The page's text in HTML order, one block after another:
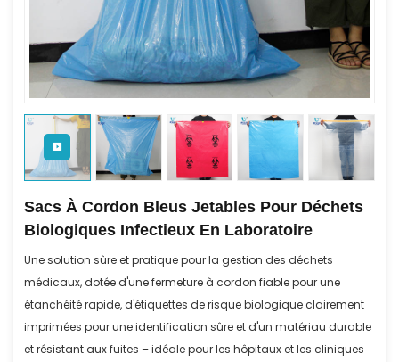
Sacs À Cordon Bleus Jetables Pour Déchets
Biologiques Infectieux En Laboratoire
Une solution sûre et pratique pour la gestion des déchets
médicaux, dotée d'une fermeture à cordon fiable pour une
étanchéité rapide, d'étiquettes de risque biologique clairement
imprimées pour une identification sûre et d'un matériau durable
et résistant aux fuites – idéale pour les hôpitaux et les cliniques